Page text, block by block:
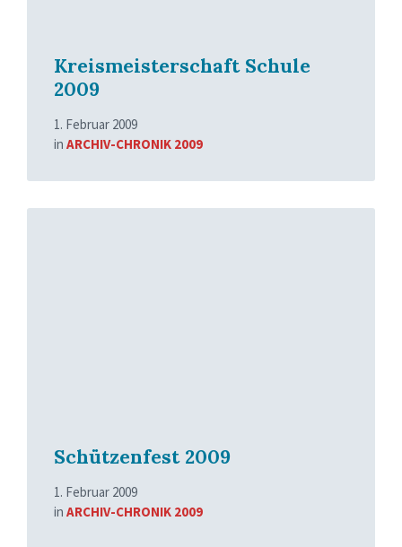
Kreismeisterschaft Schule
2009
1. Februar 2009
in ARCHIV-CHRONIK 2009
Schützenfest 2009
1. Februar 2009
in ARCHIV-CHRONIK 2009
Read